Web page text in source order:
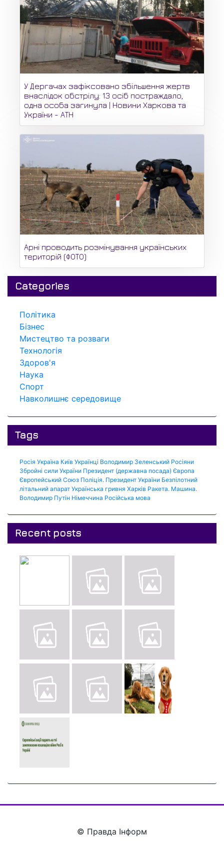
У Дергачах зафіксовано збільшення жертв
внаслідок обстрілу: 13 осіб постраждало,
одна особа загинула | Новини Харкова та
України - АТН
Арні проводить розмінування українських
територій (ФОТО)
Categories
Політика
Бізнес
Мистецтво та розваги
Технологія
Здоров'я
Наука
Спорт
Навколишнє середовище
Tags
Росія Україна Київ Українці Володимир Зеленський Росіяни
Збройні сили України Президент (державна посада) Європа
Європейський Союз Поліція. Президент України Безпілотний
літальний апарат Українська гривня Харків Ракета. Машина.
Володимир Путін Німеччина Російська мова
Recent posts
© Правда Інформ